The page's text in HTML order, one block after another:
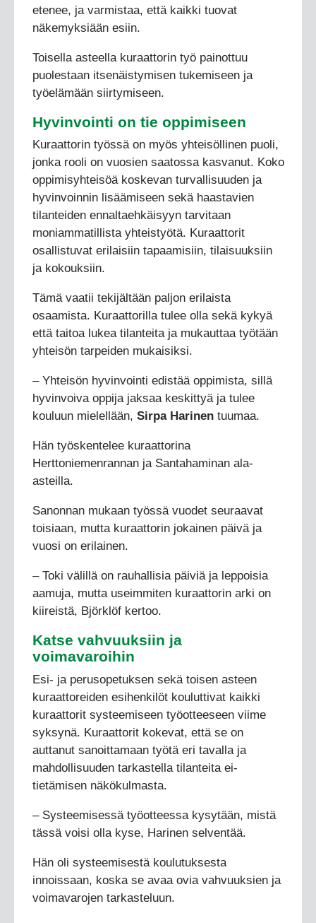
etenee, ja varmistaa, että kaikki tuovat
näkemyksiään esiin.
Toisella asteella kuraattorin työ painottuu
puolestaan itsenäistymisen tukemiseen ja
työelämään siirtymiseen.
Hyvinvointi on tie oppimiseen
Kuraattorin työssä on myös yhteisöllinen puoli,
jonka rooli on vuosien saatossa kasvanut. Koko
oppimisyhteisöä koskevan turvallisuuden ja
hyvinvoinnin lisäämiseen sekä haastavien
tilanteiden ennaltaehkäisyyn tarvitaan
moniammatillista yhteistyötä. Kuraattorit
osallistuvat erilaisiin tapaamisiin, tilaisuuksiin
ja kokouksiin.
Tämä vaatii tekijältään paljon erilaista
osaamista. Kuraattorilla tulee olla sekä kykyä
että taitoa lukea tilanteita ja mukauttaa työtään
yhteisön tarpeiden mukaisiksi.
– Yhteisön hyvinvointi edistää oppimista, sillä
hyvinvoiva oppija jaksaa keskittyä ja tulee
kouluun mielellään, Sirpa Harinentuumaa.
Hän työskentelee kuraattorina
Herttoniemenrannan ja Santahaminan ala-
asteilla.
Sanonnan mukaan työssä vuodet seuraavat
toisiaan, mutta kuraattorin jokainen päivä ja
vuosi on erilainen.
– Toki välillä on rauhallisia päiviä ja leppoisia
aamuja, mutta useimmiten kuraattorin arki on
kiireistä, Björklöf kertoo.
Katse vahvuuksiin ja
voimavaroihin
Esi- ja perusopetuksen sekä toisen asteen
kuraattoreiden esihenkilöt kouluttivat kaikki
kuraattorit systeemiseen työotteeseen viime
syksynä. Kuraattorit kokevat, että se on
auttanut sanoittamaan työtä eri tavalla ja
mahdollisuuden tarkastella tilanteita ei-
tietämisen näkökulmasta.
– Systeemisessä työotteessa kysytään, mistä
tässä voisi olla kyse, Harinen selventää.
Hän oli systeemisestä koulutuksesta
innoissaan, koska se avaa ovia vahvuuksien ja
voimavarojen tarkasteluun.